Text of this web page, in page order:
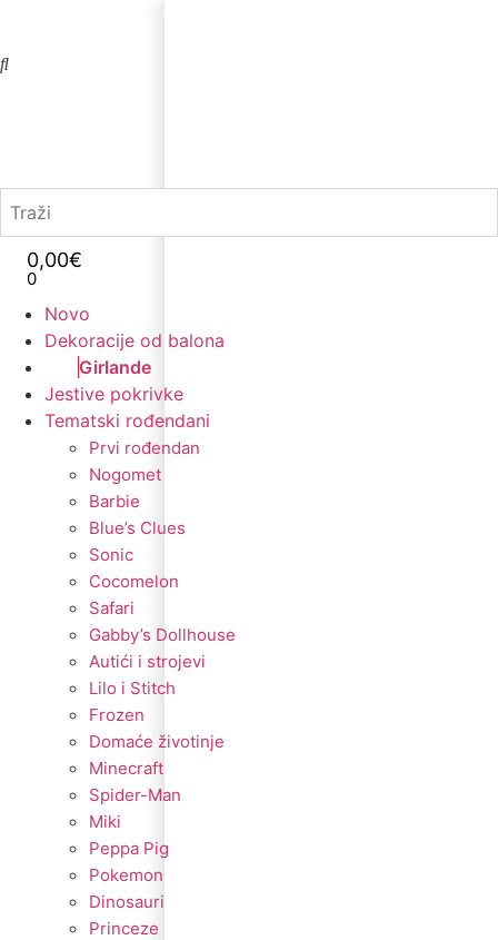
0,00€
0
Novo
Dekoracije od balona
Girlande
Jestive pokrivke
Tematski rođendani
Prvi rođendan
Nogomet
Barbie
Blue’s Clues
Sonic
Cocomelon
Safari
Gabby’s Dollhouse
Autići i strojevi
Lilo i Stitch
Frozen
Domaće životinje
Minecraft
Spider-Man
Miki
Peppa Pig
Pokemon
Dinosauri
Princeze